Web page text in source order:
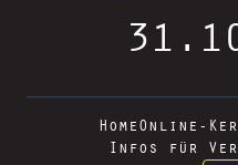
Home Online-
Infos für